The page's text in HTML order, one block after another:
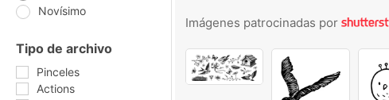
Novísimo
Tipo de archivo
Pinceles
Actions
Imágenes patrocinadas por